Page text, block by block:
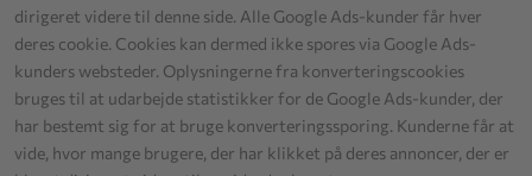
dirigeret videre til denne side. Alle Google Ads-kunder får hver
deres cookie. Cookies kan dermed ikke spores via Google Ads-
kunders websteder. Oplysningerne fra konverteringscookies
bruges til at udarbejde statistikker for de Google Ads-kunder, der
har bestemt sig for at bruge konverteringssporing. Kunderne får at
vide, hvor mange brugere, der har klikket på deres annoncer, der er